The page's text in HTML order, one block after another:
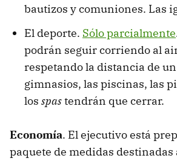
bautizos y comuniones. Las
El deporte. Sólo parcialmente
podrán seguir corriendo al
respetando la distancia de
gimnasios, las piscinas, las
los spastendrán que cerrar.
Economía. El ejecutivo está
paquete de medidas